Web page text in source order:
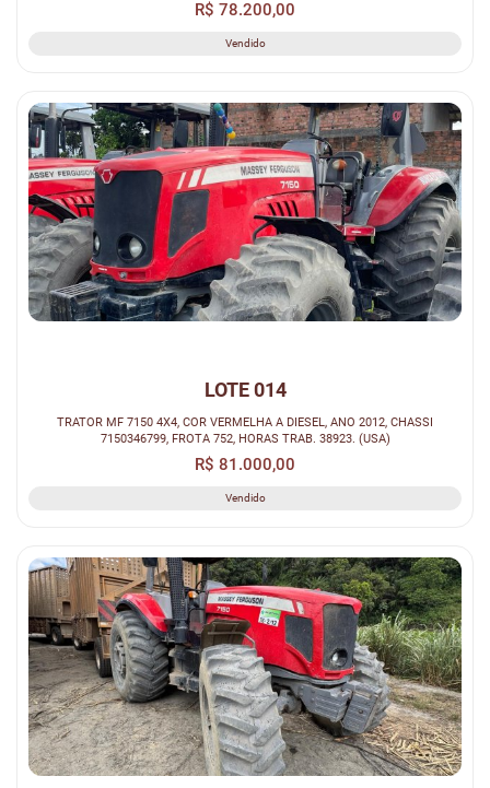
R$ 78.200,00
Vendido
LOTE 014
TRATOR MF 7150 4X4, COR VERMELHA A DIESEL, ANO 2012, CHASSI
7150346799, FROTA 752, HORAS TRAB. 38923. (USA)
R$ 81.000,00
Vendido